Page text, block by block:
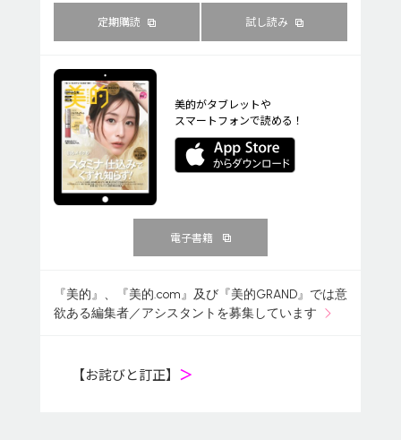
定期購読 試し読み
美的がタブレットや
スマートフォンで読める！
電子書籍
『美的』、『美的.com』及び『美的GRAND』では意
欲ある編集者／アシスタントを募集しています
【お詫びと訂正】 ＞